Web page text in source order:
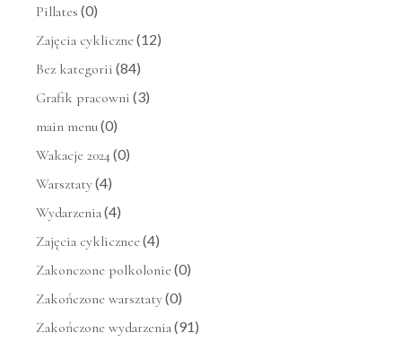
Pillates (0)
Zajęcia cykliczne(12)
Bez kategorii (84)
Grafik pracowni (3)
main menu(0)
Wakacje 2024(0)
Warsztaty(4)
Wydarzenia(4)
Zajęcia cyklicznee(4)
Zakonczone polkolonie(0)
Zakończone warsztaty(0)
Zakończone wydarzenia(91)